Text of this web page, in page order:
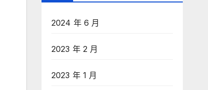
2024 年 6 月
2023 年 2 月
2023 年 1 月